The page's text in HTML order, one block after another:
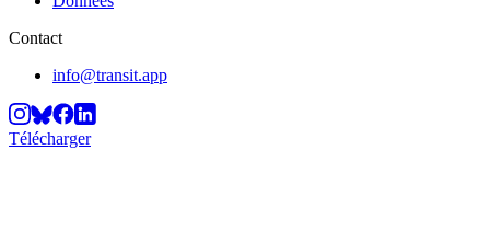
Contact
info@transit.app
Télécharger